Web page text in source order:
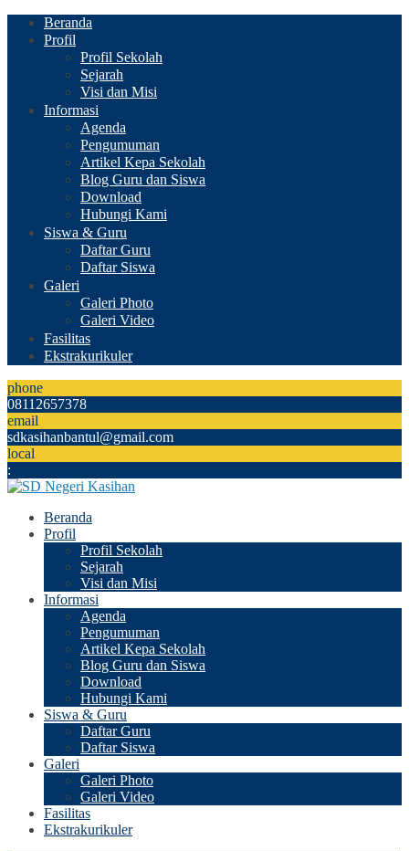
Beranda
Profil
Profil Sekolah
Sejarah
Visi dan Misi
Informasi
Agenda
Pengumuman
Artikel Kepa Sekolah
Blog Guru dan Siswa
Download
Hubungi Kami
Siswa & Guru
Daftar Guru
Daftar Siswa
Galeri
Galeri Photo
Galeri Video
Fasilitas
Ekstrakurikuler
phone
08112657378
email
sdkasihanbantul@gmail.com
local
:
Beranda
Profil
Profil Sekolah
Sejarah
Visi dan Misi
Informasi
Agenda
Pengumuman
Artikel Kepa Sekolah
Blog Guru dan Siswa
Download
Hubungi Kami
Siswa & Guru
Daftar Guru
Daftar Siswa
Galeri
Galeri Photo
Galeri Video
Fasilitas
Ekstrakurikuler